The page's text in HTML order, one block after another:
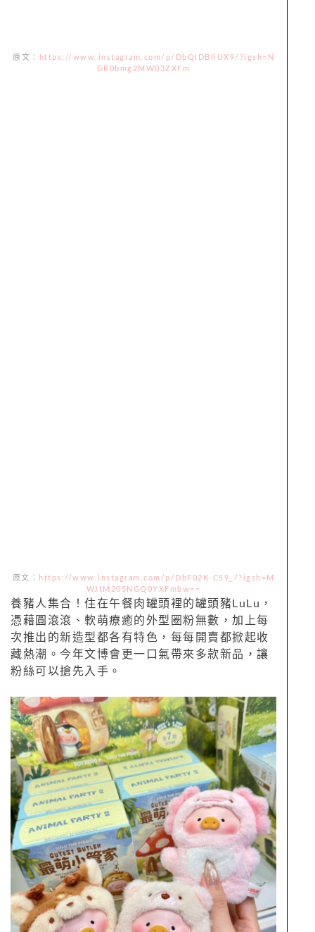
原文：
https://www.instagram.com/p/DbQIDBIiUX9/?igsh=N
GR0bmg2MW03ZXFm
原文：
https://www.instagram.com/p/DbF02K-CS9_/?igsh=M
WJtM205NGQ0YXFmbw==
養豬人集合！住在午餐肉罐頭裡的罐頭豬LuLu，
憑藉圓滾滾、軟萌療癒的外型圈粉無數，加上每
次推出的新造型都各有特色，每每開賣都掀起收
藏熱潮。今年文博會更一口氣帶來多款新品，讓
粉絲可以搶先入手。